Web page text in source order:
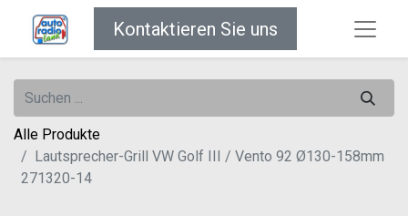
Kontaktieren Sie uns
Alle Produkte
Lautsprecher-Grill VW Golf III / Vento 92 Ø130-158mm
271320-14